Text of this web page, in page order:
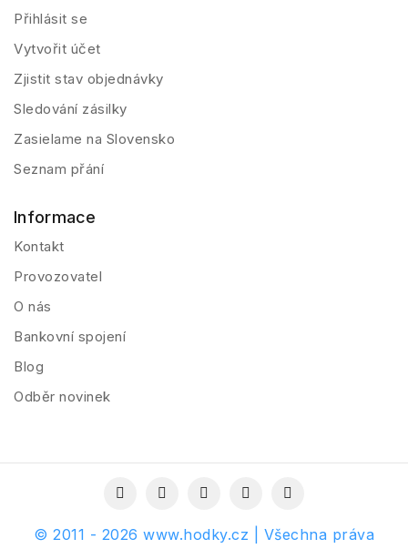
Přihlásit se
Vytvořit účet
Zjistit stav objednávky
Sledování zásilky
Zasielame na Slovensko
Seznam přání
Informace
Kontakt
Provozovatel
O nás
Bankovní spojení
Blog
Odběr novinek
© 2011 - 2026 www.hodky.cz | Všechna práva